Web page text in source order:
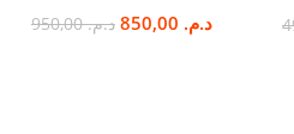
د.م.950,00 د.م.